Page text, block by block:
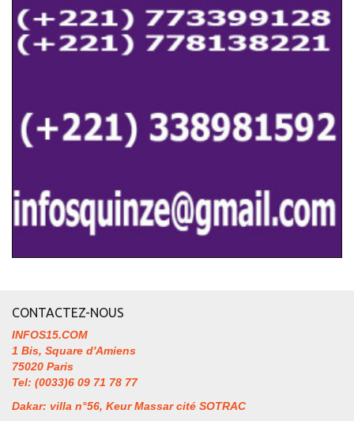
CONTACTEZ-NOUS
INFOS15.COM
1 Bis, Square d'Amiens
75020 Paris
Tel: (0033)6 09 71 78 77
Dakar: villa n°56, Keur Massar cité SOTRAC